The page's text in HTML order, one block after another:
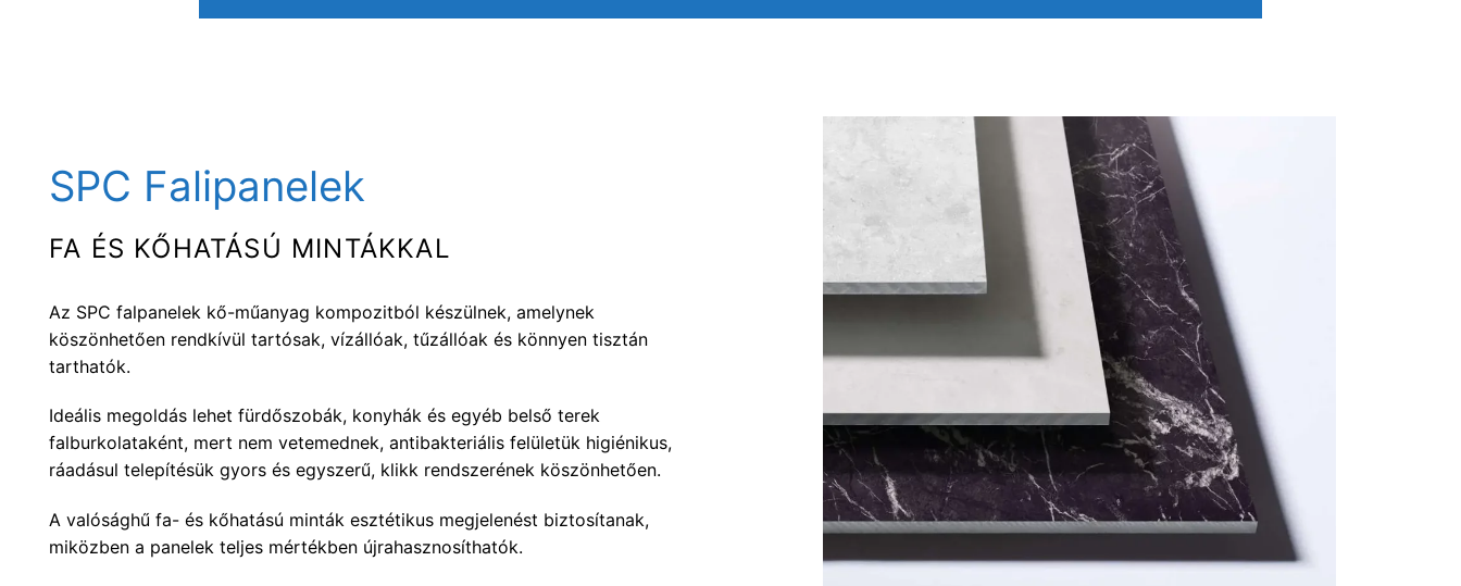
SPC Falipanelek
FA ÉS KŐHATÁSÚ MINTÁKKAL
Az SPC falpanelek kő-műanyag kompozitból készülnek, amelynek
köszönhetően rendkívül tartósak, vízállóak, tűzállóak és könnyen tisztán
tarthatók.
Ideális megoldás lehet fürdőszobák, konyhák és egyéb belső terek
falburkolataként, mert nem vetemednek, antibakteriális felületük higiénikus,
ráadásul telepítésük gyors és egyszerű, klikk rendszerének köszönhetően.
A valósághű fa- és kőhatású minták esztétikus megjelenést biztosítanak,
miközben a panelek teljes mértékben újrahasznosíthatók.